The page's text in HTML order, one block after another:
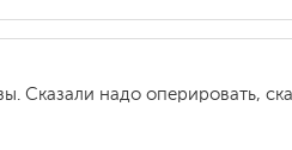
надо оперировать,